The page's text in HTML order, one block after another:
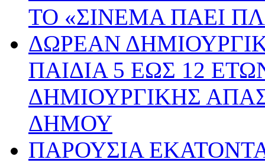
ΤΟ «ΣΙΝΕΜΑ ΠΑΕΙ
ΔΩΡΕΑΝ
ΠΑΙΔΙΑ 5 ΕΩΣ 12
ΔΗΜΙΟΥΡΓΙΚΗΣ
ΔΗΜΟΥ
ΠΑΡΟΥΣΙΑ